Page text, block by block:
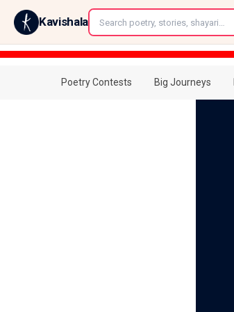
Kavishala
Poetry Contests Big Journeys